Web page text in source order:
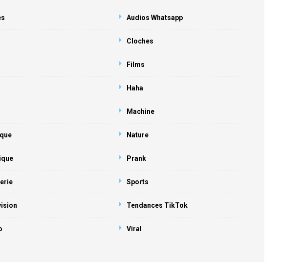
Audios Whatsapp
Cloches
Films
Haha
Machine
Nature
Prank
Sports
Tendances TikTok
Viral